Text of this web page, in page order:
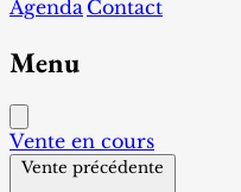
Agenda Contact
Menu
Vente en cours
Vente précédente